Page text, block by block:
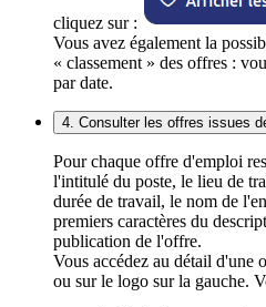
cliquez sur :
Vous avez également la
« classement » des offres :
par date.
4. Consulter les offres issues
Pour chaque offre d'emploi
l'intitulé du poste, le lieu de
durée de travail, le nom de
premiers caractères du
publication de l'offre.
Vous accédez au détail d'une
ou sur le logo sur la gauche.